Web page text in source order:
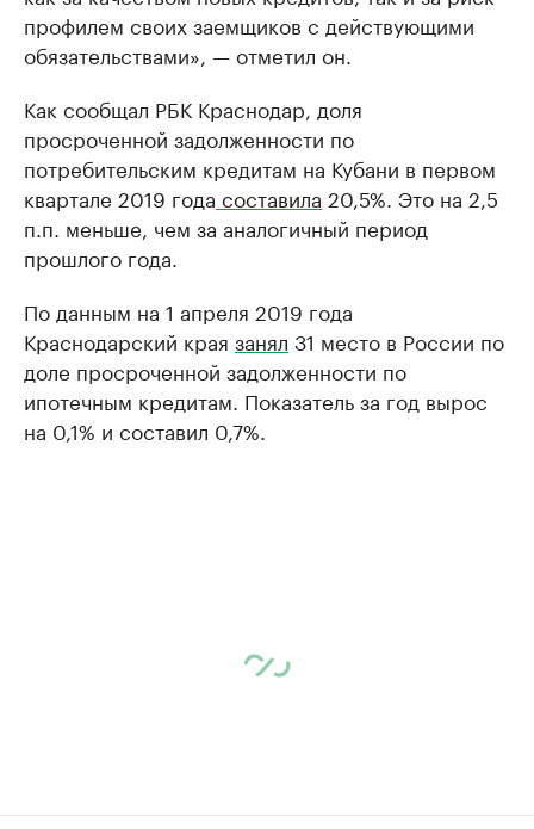
профилем своих заемщиков с действующими
обязательствами», — отметил он.
Как сообщал РБК Краснодар, доля
просроченной задолженности по
потребительским кредитам на Кубани в первом
квартале 2019 года составила 20,5%. Это на 2,5
п.п. меньше, чем за аналогичный период
прошлого года.
По данным на 1 апреля 2019 года
Краснодарский края занял 31 место в России по
доле просроченной задолженности по
ипотечным кредитам. Показатель за год вырос
на 0,1% и составил 0,7%.